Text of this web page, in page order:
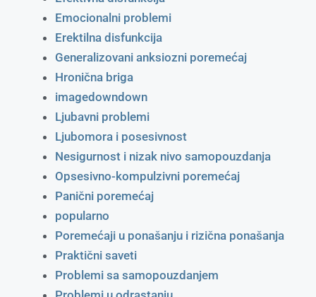
Emocionalni problemi
Erektilna disfunkcija
Generalizovani anksiozni poremećaj
Hronična briga
imagedowndown
Ljubavni problemi
Ljubomora i posesivnost
Nesigurnost i nizak nivo samopouzdanja
Opsesivno-kompulzivni poremećaj
Panični poremećaj
popularno
Poremećaji u ponašanju i rizična ponašanja
Praktični saveti
Problemi sa samopouzdanjem